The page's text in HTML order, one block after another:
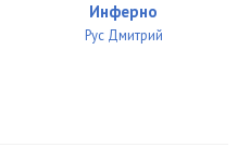
Инферно
Рус Дмитрий